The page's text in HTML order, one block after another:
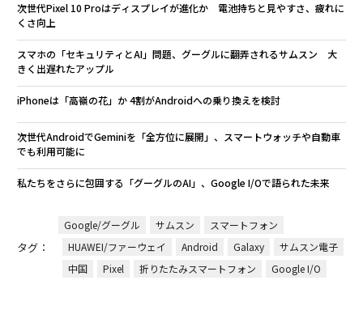
次世代Pixel 10 Proはディスプレイが進化か 電池持ちと見やすさ、疲れに
くさ向上
スマホの「セキュリティとAI」問題、グーグルに翻弄されるサムスン 大
きく出遅れたアップル
iPhoneは「高嶺の花」か 4割がAndroidへの乗り換えを検討
次世代AndroidでGeminiを「全方位に展開」、スマートウォッチや自動車
でも利用可能に
私たちをさらに包囲する「グーグルのAI」、Google I/Oで語られた未来
タグ：
Google/グーグル サムスン
スマートフォン
HUAWEI/ファーウェイ
Android Galaxy
サムスン電子
中国
Pixel 折りたたみスマートフォン Google I/O